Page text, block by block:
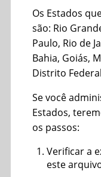
Os Estados
são: Rio
Paulo, Rio de
Bahia, Goiás,
Distrito
Se você
Estados,
os passos:
Verificar a
este